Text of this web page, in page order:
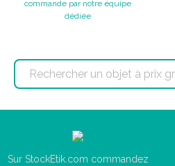
commande par notre équipe
dédiée
Sur StockEtik.com commandez